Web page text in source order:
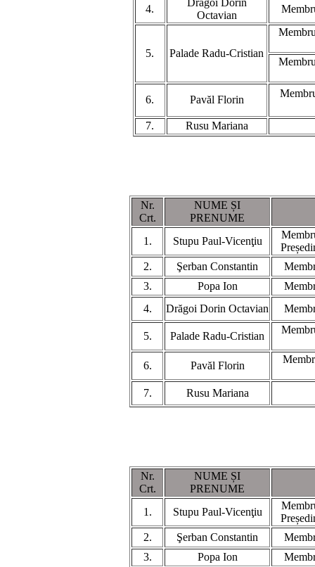
4.
Drăgoi Dorin
Octavian
5. Palade Radu-Cristian
6. Pavăl Florin
7. Rusu Mariana
Nr.
Crt.
NUME ȘI
PRENUME
1.
Stupu Paul-Vicenţiu
2.
Şerban Constantin
3.
Popa Ion
4.
Drăgoi Dorin Octavian
5. Palade Radu-Cristian
6. Pavăl Florin
7. Rusu Mariana
Nr.
Crt.
NUME ȘI
PRENUME
1.
Stupu Paul-Vicenţiu
2.
Şerban Constantin
3.
Popa Ion